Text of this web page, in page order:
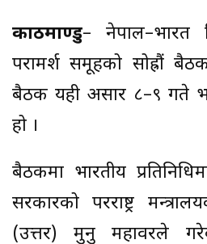
काठमाण्डु– नेपाल–भारत
परामर्श समूहको सोह्रौं
बैठक यही असार ८–९ गते
हो ।
बैठकमा भारतीय
सरकारको परराष्ट्र
(उत्तर) मुनु महावरले